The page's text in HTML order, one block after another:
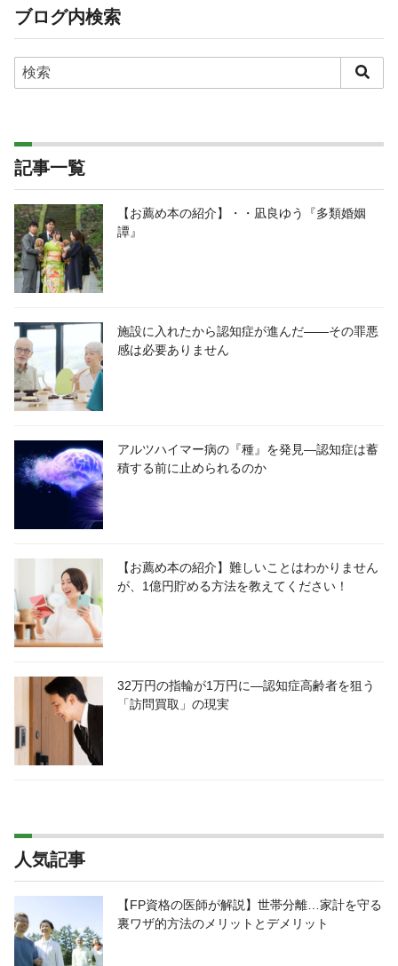
ブログ内検索
記事一覧
【お薦め本の紹介】・・凪良ゆう『多類婚姻
譚』
施設に入れたから認知症が進んだ――その罪悪
感は必要ありません
アルツハイマー病の『種』を発見―認知症は蓄
積する前に止められるのか
【お薦め本の紹介】難しいことはわかりません
が、1億円貯める方法を教えてください！
32万円の指輪が1万円に―認知症高齢者を狙う
「訪問買取」の現実
人気記事
【FP資格の医師が解説】世帯分離…家計を守る
裏ワザ的方法のメリットとデメリット